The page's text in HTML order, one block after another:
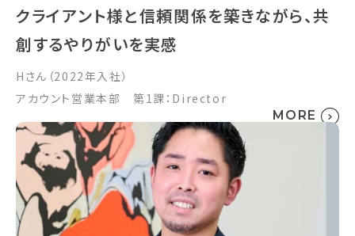
クライアント様と信頼関係を築きながら、共
創するやりがいを実感
Hさん（2022年入社）
アカウント営業本部 第1課：Director
MORE